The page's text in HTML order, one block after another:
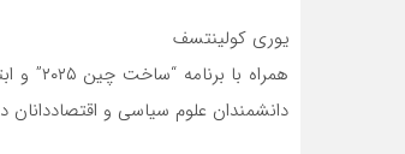
یوری کولینتسف
همراه
دانشمندان علوم سیاسی و